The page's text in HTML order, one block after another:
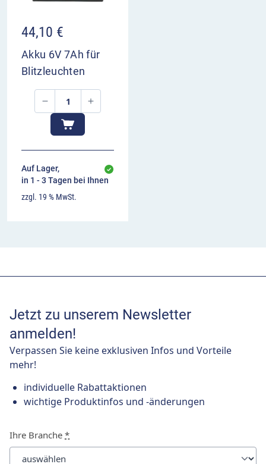
44,10 €
Akku 6V 7Ah für
Blitzleuchten
Auf Lager,
in 1 - 3 Tagen bei Ihnen
zzgl. 19 % MwSt.
Jetzt zu unserem Newsletter
anmelden!
Verpassen Sie keine exklusiven Infos und Vorteile
mehr!
individuelle Rabattaktionen
wichtige Produktinfos und -änderungen
Ihre Branche *